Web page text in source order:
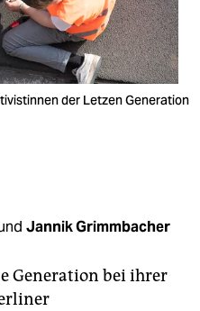
der Letzen Generation
Jannik Grimmbacher
Generation bei ihrer